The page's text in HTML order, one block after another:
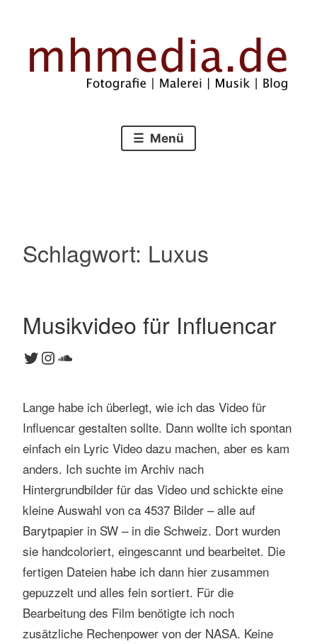
springen
mhmedia.de
Menü
Schlagwort: Luxus
Musikvideo für Influencar
Twitter
Instagram
SoundCloud
Lange habe ich überlegt, wie ich das Video für
Influencar gestalten sollte. Dann wollte ich spontan
einfach ein Lyric Video dazu machen, aber es kam
anders. Ich suchte im Archiv nach
Hintergrundbilder für das Video und schickte eine
kleine Auswahl von ca 4537 Bilder – alle auf
Barytpapier in SW – in die Schweiz. Dort wurden
sie handcoloriert, eingescannt und bearbeitet. Die
fertigen Dateien habe ich dann hier zusammen
gepuzzelt und alles fein sortiert. Für die
Bearbeitung des Film benötigte ich noch
zusätzliche Rechenpower von der NASA. Keine
1
m
t
a
r